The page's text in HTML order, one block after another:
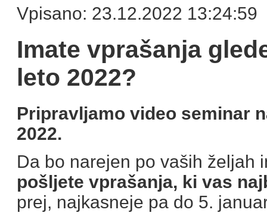
Vpisano: 23.12.2022 13:24:59
Imate vprašanja
leto 2022?
Pripravljamo video seminar
2022.
Da bo narejen po vaših željah
pošljete vprašanja, ki vas
prej, najkasneje pa do 5.